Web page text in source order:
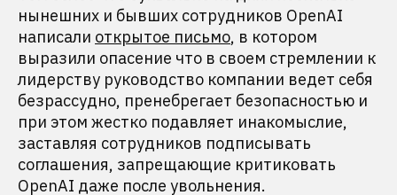
нынешних и бывших сотрудников OpenAI
написали открытое письмо, в котором
выразили опасение что в своем стремлении к
лидерству руководство компании ведет себя
безрассудно, пренебрегает безопасностью и
при этом жестко подавляет инакомыслие,
заставляя сотрудников подписывать
соглашения, запрещающие критиковать
OpenAI даже после увольнения.